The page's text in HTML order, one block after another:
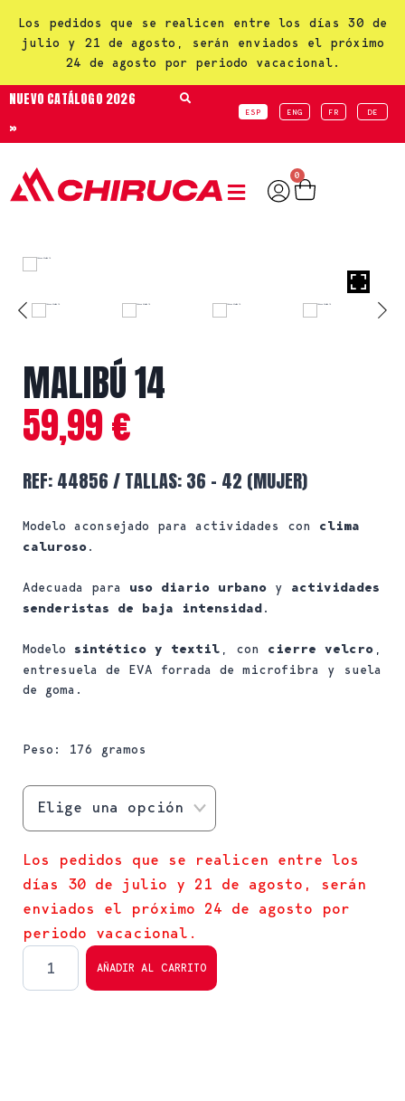
Los pedidos que se realicen entre los días 30 de
julio y 21 de agosto, serán enviados el próximo
24 de agosto por periodo vacacional.
NUEVO CATÁLOGO 2026
»
ESP ENG FR DE
0
MALIBÚ 14
59,99€
REF: 44856 / TALLAS: 36 – 42 (MUJER)
Modelo aconsejado para actividades con clima
caluroso.
Adecuada para uso diario urbano y actividades
senderistas de baja intensidad.
Modelo sintético y textil , con cierre velcro
entresuela de EVA forrada de microfibra y suela
de goma.
Peso: 176 gramos
Los pedidos que se realicen entre los
días 30 de julio y 21 de agosto, serán
enviados el próximo 24 de agosto por
periodo vacacional.
AÑADIR AL CARRITO